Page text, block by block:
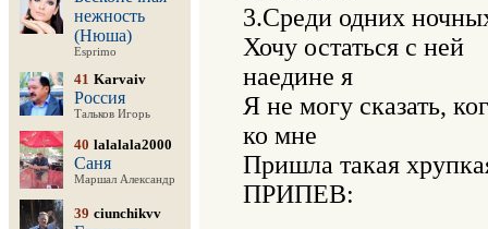
нежность
(Нюша)
Esprimo
41 Karvaiv
Россия
Тальков Игорь
40 lalalala2000
Саня
Маршал Александр
39 ciunchikvv
3.Среди одних
Хочу остаться с ней
наедине я
Я не могу сказать,
ко мне
Пришла такая
ПРИПЕВ: